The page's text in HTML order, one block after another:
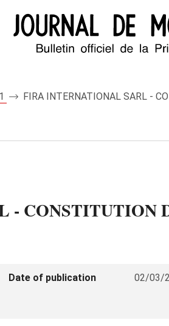
FIRA INTERNATIONAL SARL -
- CONSTITUTION
Date of publication 02/03/